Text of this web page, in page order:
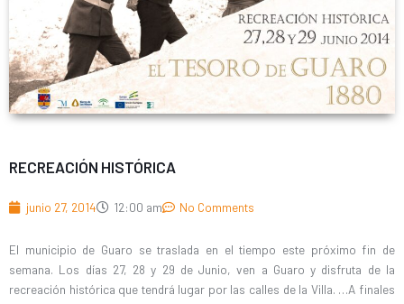
RECREACIÓN HISTÓRICA
junio 27, 2014 12:00 am No Comments
El municipio de Guaro se traslada en el tiempo este próximo fin de
semana. Los días 27, 28 y 29 de Junio, ven a Guaro y disfruta de la
recreación histórica que tendrá lugar por las calles de la Villa. …A finales